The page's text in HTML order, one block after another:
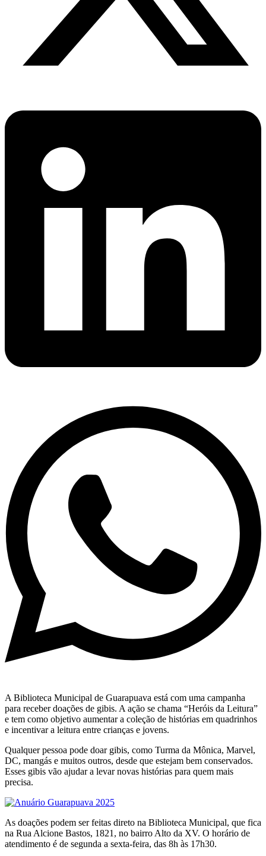
A Biblioteca Municipal de Guarapuava está com uma campanha
para receber doações de gibis. A ação se chama “Heróis da Leitura”
e tem como objetivo aumentar a coleção de histórias em quadrinhos
e incentivar a leitura entre crianças e jovens.
Qualquer pessoa pode doar gibis, como Turma da Mônica, Marvel,
DC, mangás e muitos outros, desde que estejam bem conservados.
Esses gibis vão ajudar a levar novas histórias para quem mais
precisa.
As doações podem ser feitas direto na Biblioteca Municipal, que fica
na Rua Alcione Bastos, 1821, no bairro Alto da XV. O horário de
atendimento é de segunda a sexta-feira, das 8h às 17h30.